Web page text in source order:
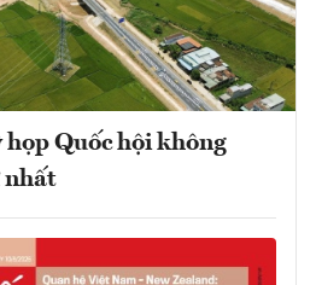
Quốc hội không
nhất